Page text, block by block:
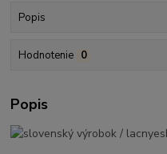
Popis
Hodnotenie 0
Popis